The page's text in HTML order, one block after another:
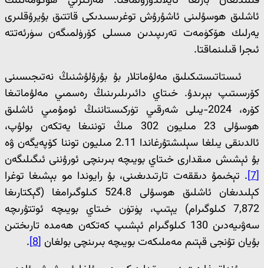
ئاشلىق ھوسۇلىنى ئاشۇرۇش توغرىسىدىكى قاتتىق بۇيرۇقلىرى
يەرلىك ھۆكۈمەت تەرىپىدىن مىسلى كۆرۈلمىگەن سۈرئەتتە
ئىجرا قىلىنماقتا.
ئىستاتىستىكىلىق مەلۇماتلار بۇ بۇرۇلۇشنىڭ نەتىجىسىنى
كۆرسىتىپ بېرىدۇ. خىتاي دائىرىلىرىنىڭ رەسمىي مەلۇماتىغا
كۆرە، 2024-يىلى شەرقىي تۈركىستاننىڭ ئومۇمىي ئاشلىق
ھوسۇلى 23 مىليون 302 مىڭ توننىغا يەتكەن بولۇپ،
ئالدىنقى يىلغا سېلىشتۇرغاندا 2.11 مىليون توننا كۆپەيگەن ۋە
بۇ ئېشىش مىقدارى خىتاي بويىچە بىرىنچى ئورۇننى ئىگىلىگەن
[7] . تېخىمۇ دىققەت تارتىدىغىنى، بۇ رايوندا مو بېشىغا توغرا
كېلىدىغان ئاشلىق ھوسۇلى 524.8 كىلوگىرامغا (گېكتارىغا
7,872 كىلوگىرام) يېتىپ، پۈتۈن خىتاي بويىچە ئوتتۇرىچە
سەۋىيەدىن 130 كىلوگىرام ئېشىپ كەتكەن ھەمدە تارىختىن
بۇيان تۇنجى قېتىم مەملىكەت بويىچە بىرىنچى بولغان [8]
.